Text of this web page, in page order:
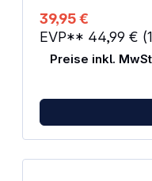
39,95 €
EVP** 44,99 €
Preise inkl.